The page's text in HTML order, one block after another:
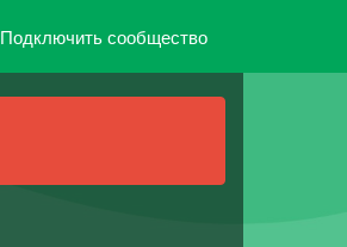
Подключить сообщество